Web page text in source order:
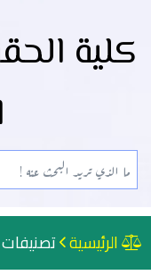
كلية
الرئيسية تصنيفات